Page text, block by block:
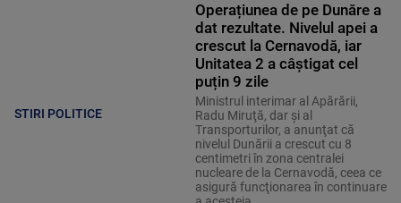
STIRI POLITICE
Operațiunea de pe Dunăre a
dat rezultate. Nivelul apei a
crescut la Cernavodă, iar
Unitatea 2 a câștigat cel
puțin 9 zile
Ministrul interimar al Apărării,
Radu Miruţă, dar şi al
Transporturilor, a anunţat că
nivelul Dunării a crescut cu 8
centimetri în zona centralei
nucleare de la Cernavodă, ceea ce
asigură funcţionarea în continuare